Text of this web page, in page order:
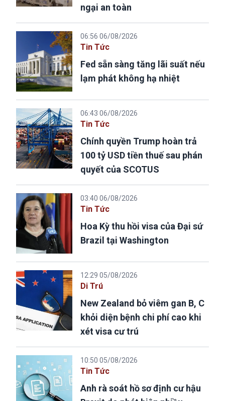
ngại an toàn
06:56 06/08/2026
Tin Tức
Fed sẵn sàng tăng lãi suất nếu
lạm phát không hạ nhiệt
06:43 06/08/2026
Tin Tức
Chính quyền Trump hoàn trả
100 tỷ USD tiền thuế sau phán
quyết của SCOTUS
03:40 06/08/2026
Tin Tức
Hoa Kỳ thu hồi visa của Đại sứ
Brazil tại Washington
12:29 05/08/2026
Di Trú
New Zealand bỏ viêm gan B, C
khỏi diện bệnh chi phí cao khi
xét visa cư trú
10:50 05/08/2026
Tin Tức
Anh rà soát hồ sơ định cư hậu